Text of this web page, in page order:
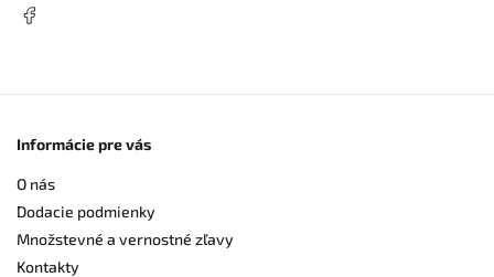
Informácie pre vás
O nás
Dodacie podmienky
Množstevné a vernostné zľavy
Kontakty